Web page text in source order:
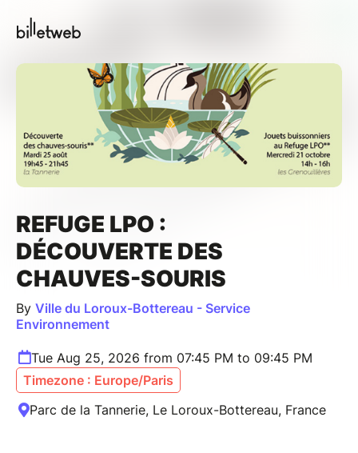
REFUGE LPO :
DÉCOUVERTE DES
CHAUVES-SOURIS
By Ville du Loroux-Bottereau - Service
Environnement
Tue Aug 25, 2026 from 07:45 PM to 09:45 PM
Timezone : Europe/Paris
Parc de la Tannerie, Le Loroux-Bottereau, France